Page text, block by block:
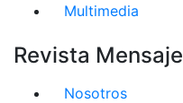
Multimedia
Revista Mensaje
Nosotros